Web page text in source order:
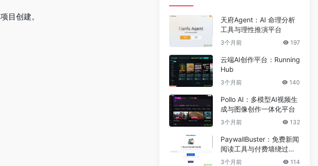
目创建。
天府Agent：AI 命理分析
工具与理性推演平台
3个月前 197
云端AI创作平台：Running
Hub
3个月前 140
Pollo AI：多模型AI视频生
成与图像创作一体化平台
3个月前 132
PaywallBuster：免费新闻
阅读工具与付费墙绕过助
手
3个月前 114